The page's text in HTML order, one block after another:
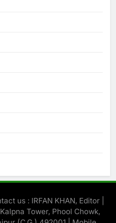
us : IRFAN KHAN, Editor |
Tower, Phool Chowk,